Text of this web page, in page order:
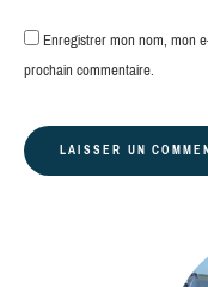
Enregistrer mon nom, mon
prochain commentaire.